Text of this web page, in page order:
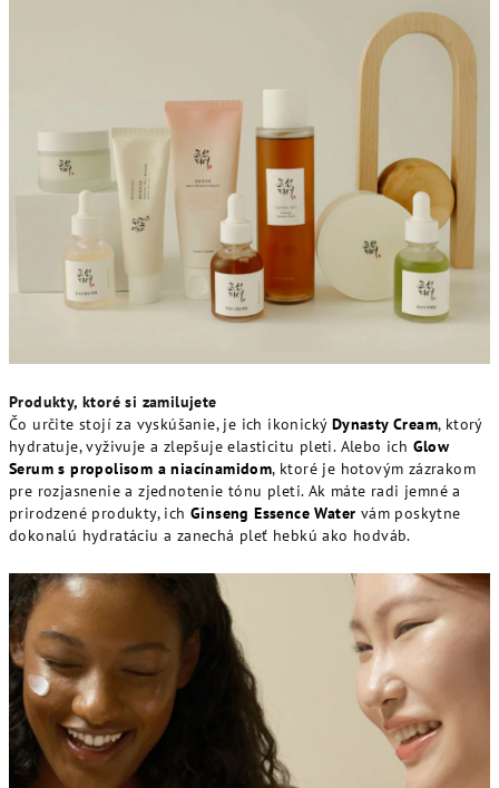
Produkty, ktoré si zamilujete
Čo určite stojí za vyskúšanie, je ich ikonický Dynasty Cream, ktorý
hydratuje, vyživuje a zlepšuje elasticitu pleti. Alebo ich Glow
Serum s propolisom a niacínamidom, ktoré je hotovým zázrakom
pre rozjasnenie a zjednotenie tónu pleti. Ak máte radi jemné a
prirodzené produkty, ich Ginseng Essence Water vám poskytne
dokonalú hydratáciu a zanechá pleť hebkú ako hodváb.